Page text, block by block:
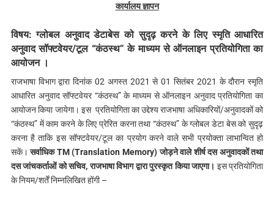
कार्यालय ज्ञापन
विषय: ग्लोबल अनुवाद डेटाबेस को सुदृढ़ करने के लिए स्मृति आधारित
अनुवाद सॉफ्टवेयर/टूल “कंठस्थ” के माध्यम से ऑनलाइन प्रतियोगिता का
आयोजन ।
राजभाषा विभाग द्वारा दिनांक 02 अगस्त 2021 से 01 सितंबर 2021 के दौरान स्मृति
आधारित अनुवाद सॉफ्टवेयर “कंठस्थ” के माध्यम से ऑनलाइन अनुवाद प्रतियोगिता का
आयोजन किया जायेगा। इस प्रतियोगिता का उद्देश्य राजभाषा अधिकारियों/अनुवादकों को
“कंठस्थ” में काम करने के लिए प्रेरित करना तथा “कंठस्थ” के ग्लोबल डेटा बेस को सुदृढ़
करना है ताकि इस सॉफ्टवेयर/टूल का प्रयोग करने वाले सभी प्रयोक्ता लाभान्वित हो
सकें।सर्वाधिक TM (Translation Memory) जोड़ने वाले शीर्ष दस अनुवादकों तथा
दसजांचकर्ताओं को सचिव, राजभाषा विभाग द्वारा पुरस्कृत किया जाएगा। इस प्रतियोगिता
के नियम/शर्तें निम्नलिखित होंगी –